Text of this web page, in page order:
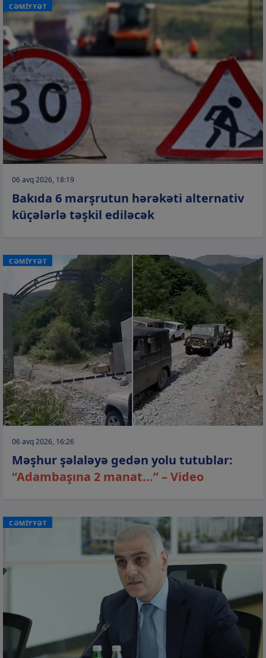
CƏMİYYƏT
06 avq 2026, 18:19
Bakıda 6 marşrutun hərəkəti alternativ
küçələrlə təşkil ediləcək
CƏMİYYƏT
06 avq 2026, 16:26
Məşhur şəlaləyə gedən yolu tutublar:
“Adambaşına 2 manat...” – Video
CƏMİYYƏT